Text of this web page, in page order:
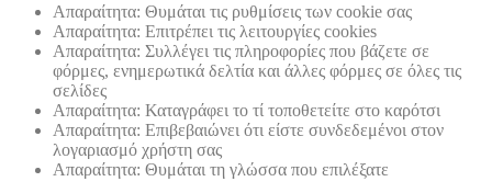
Απαραίτητα: Θυμάται τις ρυθμίσεις των cookie σας
Απαραίτητα: Επιτρέπει τις λειτουργίες cookies
Απαραίτητα: Συλλέγει τις πληροφορίες που βάζετε σε
φόρμες, ενημερωτικά δελτία και άλλες φόρμες σε όλες τις
σελίδες
Απαραίτητα: Καταγράφει το τί τοποθετείτε στο καρότσι
Απαραίτητα: Επιβεβαιώνει ότι είστε συνδεδεμένοι στον
λογαριασμό χρήστη σας
Απαραίτητα: Θυμάται τη γλώσσα που επιλέξατε